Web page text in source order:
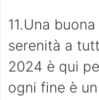
11.Una
serenità a
2024 è qui
ogni fine è